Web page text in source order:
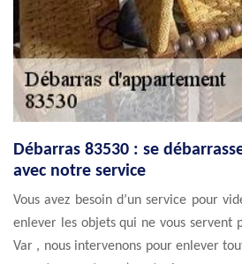
Débarras 83530 : se
avec notre service
Vous avez besoin d’un service pour
enlever les objets qui ne vous servent
Var , nous intervenons pour enlever